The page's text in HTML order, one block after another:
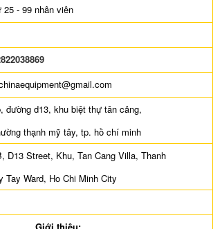
25 - 99 nhân viên
đường d13, khu biệt thự tân cảng,
thạnh mỹ tây, tp. hồ chí minh
D13 Street, Khu, Tan Cang Villa, Thanh
Tay Ward, Ho Chi Minh City